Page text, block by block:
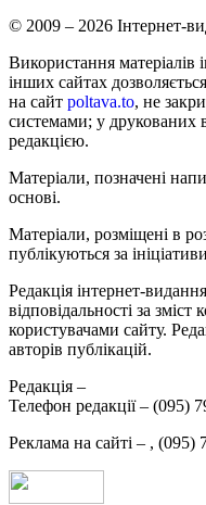
© 2009 – 2026 Інтернет-
Використання
інших сайтах
на сайт poltava.to, не
системами; у
редакцією.
Матеріали, позначені
основі.
Матеріали, розміщені в
публікуються за
Редакція інтернет-
відповідальності за
користувачами сайту.
авторів публікацій.
Редакція –
Телефон редакції – (095)
Реклама на сайті – , (095)